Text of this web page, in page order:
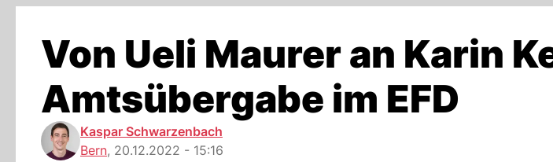
Von Ueli Maurer an Karin
Amtsübergabe im EFD
Kaspar Schwarzenbach
Bern, 20.12.2022 - 15:16